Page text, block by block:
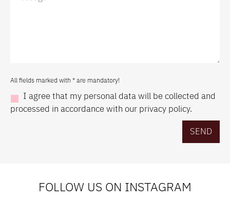
All fields marked with *are mandatory!
I agree that my personal data will be collected and
processed in accordance with our privacy policy.
FOLLOW US ON INSTAGRAM